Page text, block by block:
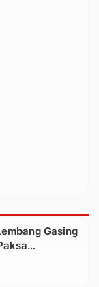
Gasing
Kawasan